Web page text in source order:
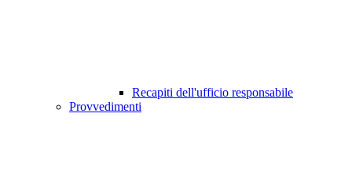
Recapiti dell'ufficio responsabile
Provvedimenti